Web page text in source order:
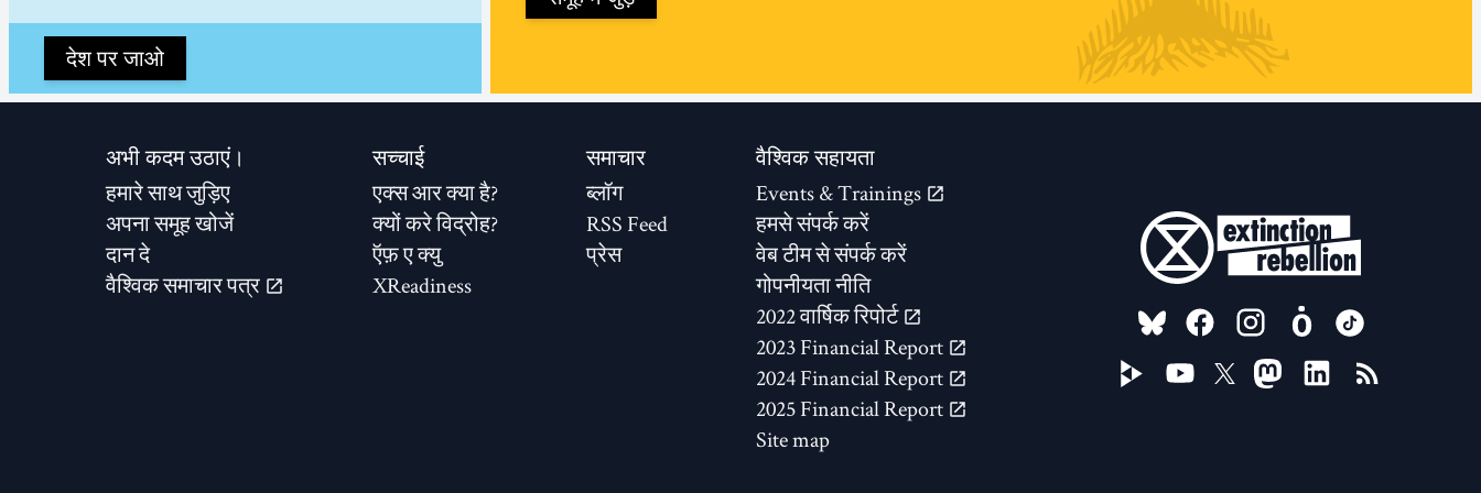
देश पर जाओ
अभी कदम उठाएं।
हमारे साथ जुड़िए
अपना समूह खोजें
दान दे
वैश्विक समाचार पत्र
सच्चाई
एक्स आर क्या है?
क्यों करे विद्रोह?
ऍफ़ ए क्यु
XReadiness
समाचार
ब्लॉग
RSS Feed
प्रेस
वैश्विक सहायता
Events & Trainings
हमसे संपर्क करें
वेब टीम से संपर्क करें
गोपनीयता नीति
2022 वार्षिक रिपोर्ट
2023 Financial Report
2024 Financial Report
2025 Financial Report
Site map
FOLLOW US ON